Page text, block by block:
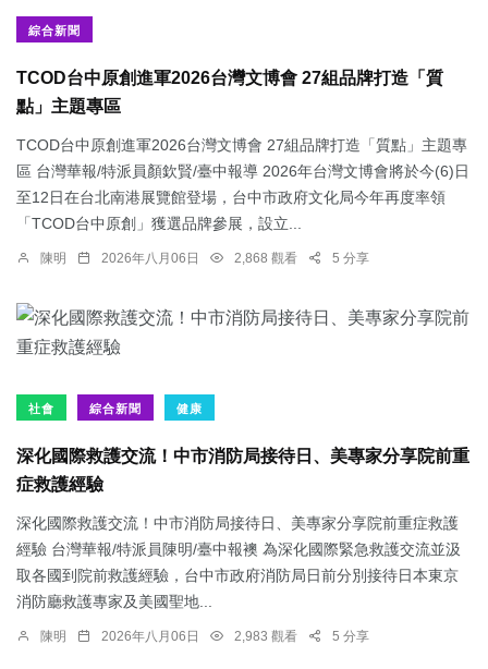
綜合新聞
TCOD台中原創進軍2026台灣文博會 27組品牌打造「質
點」主題專區
TCOD台中原創進軍2026台灣文博會 27組品牌打造「質點」主題專
區 台灣華報/特派員顏欽賢/臺中報導 2026年台灣文博會將於今(6)日
至12日在台北南港展覽館登場，台中市政府文化局今年再度率領
「TCOD台中原創」獲選品牌參展，設立...
陳明 2026年八月06日 2,868 觀看 5 分享
社會 綜合新聞 健康
深化國際救護交流！中市消防局接待日、美專家分享院前重
症救護經驗
深化國際救護交流！中市消防局接待日、美專家分享院前重症救護
經驗 台灣華報/特派員陳明/臺中報襖 為深化國際緊急救護交流並汲
取各國到院前救護經驗，台中市政府消防局日前分別接待日本東京
消防廳救護專家及美國聖地...
陳明 2026年八月06日 2,983 觀看 5 分享